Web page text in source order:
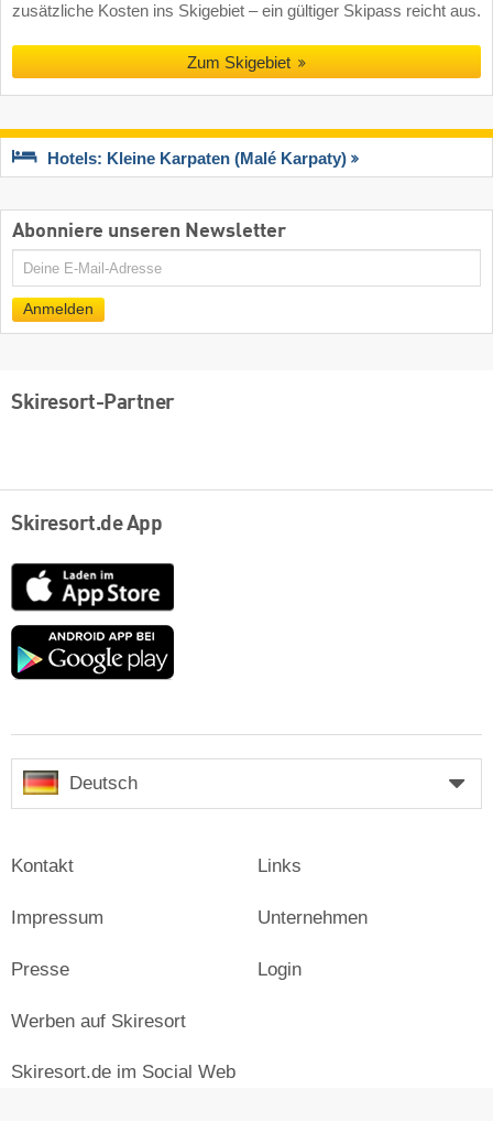
zusätzliche Kosten ins Skigebiet – ein gültiger Skipass reicht aus.
Zum Skigebiet
Hotels: Kleine Karpaten (Malé Karpaty)
Abonniere unseren Newsletter
E-
Anmelden
Skiresort-Partner
Skiresort.de App
App
Store
Google
Deutsch
Kontakt
Impressum
Presse
Links
Unternehmen
Login
Werben auf Skiresort
Skiresort.de im Social Web